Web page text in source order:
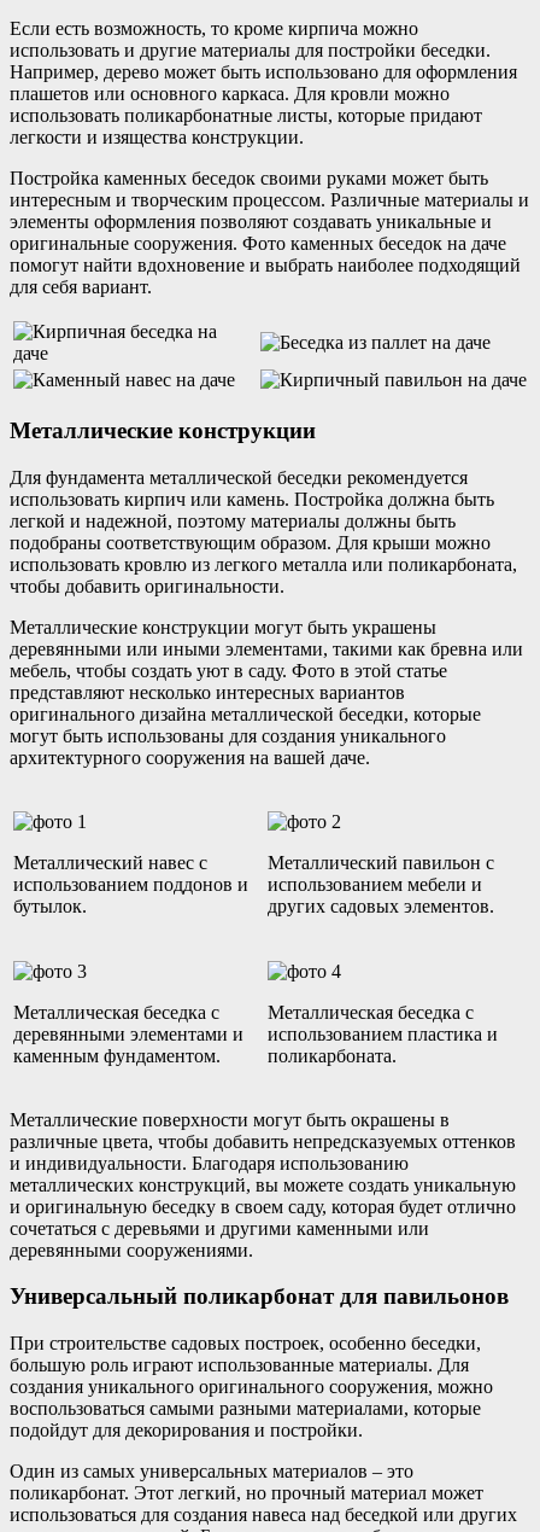
Если есть возможность, то кроме кирпича можно
использовать и другие материалы для постройки беседки.
Например, дерево может быть использовано для оформления
плашетов или основного каркаса. Для кровли можно
использовать поликарбонатные листы, которые придают
легкости и изящества конструкции.
Постройка каменных беседок своими руками может быть
интересным и творческим процессом. Различные материалы и
элементы оформления позволяют создавать уникальные и
оригинальные сооружения. Фото каменных беседок на даче
помогут найти вдохновение и выбрать наиболее подходящий
для себя вариант.
Металлические конструкции
Для фундамента металлической беседки рекомендуется
использовать кирпич или камень. Постройка должна быть
легкой и надежной, поэтому материалы должны быть
подобраны соответствующим образом. Для крыши можно
использовать кровлю из легкого металла или поликарбоната,
чтобы добавить оригинальности.
Металлические конструкции могут быть украшены
деревянными или иными элементами, такими как бревна или
мебель, чтобы создать уют в саду. Фото в этой статье
представляют несколько интересных вариантов
оригинального дизайна металлической беседки, которые
могут быть использованы для создания уникального
архитектурного сооружения на вашей даче.
Металлический навес с
использованием поддонов и
бутылок.
Металлический павильон с
использованием мебели и
других садовых элементов.
Металлическая беседка с
деревянными элементами и
каменным фундаментом.
Металлическая беседка с
использованием пластика и
поликарбоната.
Металлические поверхности могут быть окрашены в
различные цвета, чтобы добавить непредсказуемых оттенков
и индивидуальности. Благодаря использованию
металлических конструкций, вы можете создать уникальную
и оригинальную беседку в своем саду, которая будет отлично
сочетаться с деревьями и другими каменными или
деревянными сооружениями.
Универсальный поликарбонат для павильонов
При строительстве садовых построек, особенно беседки,
большую роль играют использованные материалы. Для
создания уникального оригинального сооружения, можно
воспользоваться самыми разными материалами, которые
подойдут для декорирования и постройки.
Один из самых универсальных материалов – это
поликарбонат. Этот легкий, но прочный материал может
использоваться для создания навеса над беседкой или других